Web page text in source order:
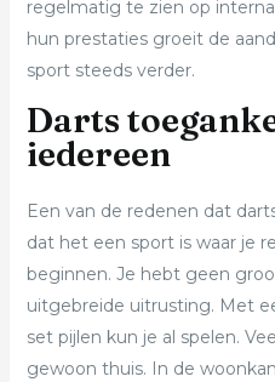
regelmatig te zien op
hun prestaties groeit de
sport steeds verder.
Darts
iedereen
Een van de redenen dat
dat het een sport is waar je
beginnen. Je hebt geen
uitgebreide uitrusting. Met
set pijlen kun je al spelen.
gewoon thuis. In de